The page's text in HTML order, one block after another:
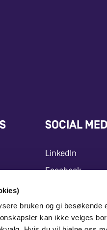
bruken og gi besøkende
kan ikke velges
SOCIAL
LinkedIn
Facebook
Youtube
X